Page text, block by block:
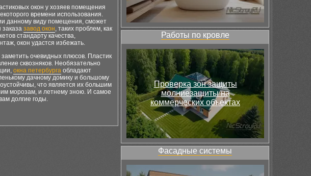
окон у хозяев помещения
времени использования.
данному виду помещения, сможет
заказа завод окон, таких проблем, как
стандарту качества,
окон удастся избежать.
очевидных плюсов. Пластик
сквозняков. Необязательно
окна петербурга обладают
дачному домику и большому
что является их большим
морозам, и летнему зною. И самое
долгие годы.
Работы по кровле
Проверка зон защиты
молниезащиты на
коммерческих объектах
Фасадные системы